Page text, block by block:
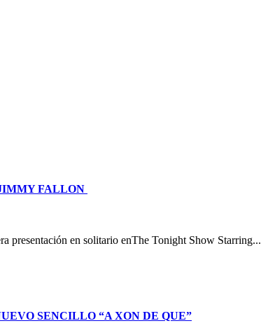
FALLON
presentación en solitario enThe Tonight Show Starring...
SENCILLO “A XON DE QUE”